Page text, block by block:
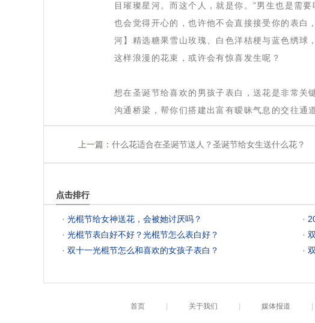
目璀璨星河。而这个人，就是你。”男生也是需
也会觉得开心的，也许他不会直接接受你的表白
河】精选糖果雪山玫瑰、白色洋桔梗与蓝色绣球
这样浪漫的花束，或许会有惊喜发生呢？
想在圣诞节给喜欢的男孩子表白，送花是非常关
沟通桥梁，帮你们搭建出富有暧昧气息的交往通
上一篇： 什么花适合在圣诞节送人？圣诞节给女生送什么花？
点击排行
· 光棍节给女神送花，会被她讨厌吗？ ·
· 光棍节表白好不好？光棍节怎么表白好？ ·
· 双十一光棍节怎么和喜欢的女孩子表白？ ·
首页 关于我们 媒体报道